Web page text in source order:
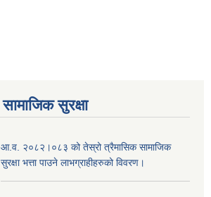
सामाजिक सुरक्षा
आ.व. २०८२।०८३ को तेस्रो त्रैमासिक सामाजिक
सुरक्षा भत्ता पाउने लाभग्राहीहरुको विवरण।